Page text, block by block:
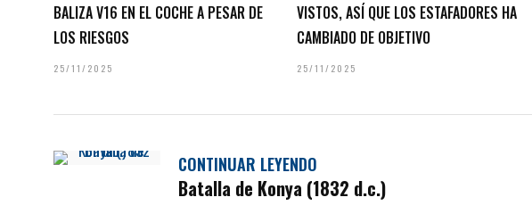
BALIZA V16 EN EL COCHE A PESAR DE
LOS RIESGOS
25/11/2025
VISTOS, ASÍ QUE LOS ESTAFADORES HA
CAMBIADO DE OBJETIVO
25/11/2025
CONTINUAR LEYENDO
Batalla de Konya (1832 d.c.)